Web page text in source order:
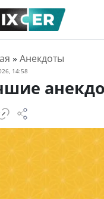
» Анекдоты
14:58